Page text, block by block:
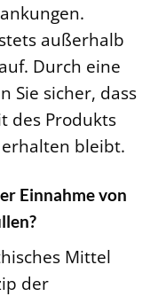
außerhalb
Durch eine
Sie sicher, dass
des Produkts
bleibt.
Einnahme von
Mittel
der